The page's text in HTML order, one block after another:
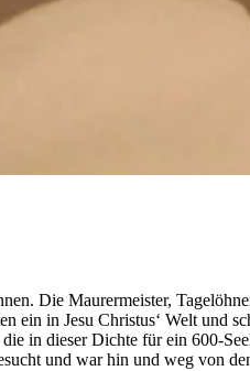
Die Maurermeister,
ein in Jesu Christus‘ Welt und
in dieser Dichte für ein 600-
und war hin und weg von